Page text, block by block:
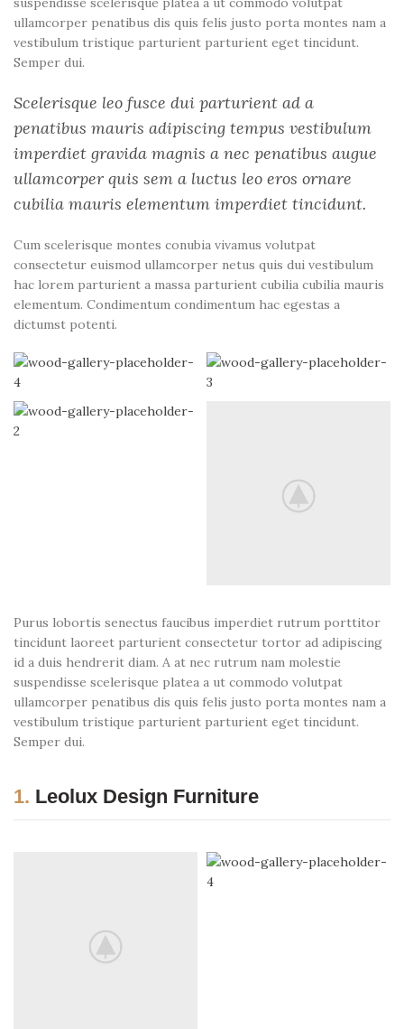
ullamcorper penatibus dis quis felis justo porta montes nam a
vestibulum tristique parturient parturient eget tincidunt.
Semper dui.
Scelerisque leo fusce dui parturient ad a
penatibus mauris adipiscing tempus vestibulum
imperdiet gravida magnis a nec penatibus augue
ullamcorper quis sem a luctus leo eros ornare
cubilia mauris elementum imperdiet tincidunt.
Cum scelerisque montes conubia vivamus volutpat
consectetur euismod ullamcorper netus quis dui vestibulum
hac lorem parturient a massa parturient cubilia cubilia mauris
elementum. Condimentum condimentum hac egestas a
dictumst potenti.
Purus lobortis senectus faucibus imperdiet rutrum porttitor
tincidunt laoreet parturient consectetur tortor ad adipiscing
id a duis hendrerit diam. A at nec rutrum nam molestie
suspendisse scelerisque platea a ut commodo volutpat
ullamcorper penatibus dis quis felis justo porta montes nam a
vestibulum tristique parturient parturient eget tincidunt.
Semper dui.
1. Leolux Design Furniture